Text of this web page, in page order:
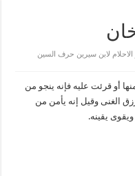
لابن سيرين حرف السين
أو قرئت عليه فإنه ينجو من
الغنى وقيل إنه يأمن من
يقينه.